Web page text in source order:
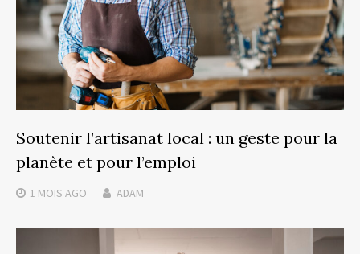
Soutenir l’artisanat local : un geste pour la
planète et pour l’emploi
1 MOIS AGO ADAM